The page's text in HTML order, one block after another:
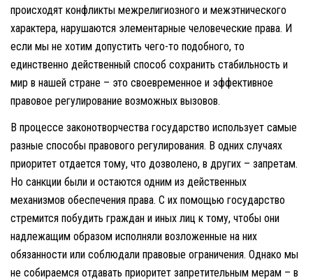
происходят конфликты межрелигиозного и межэтнического
характера, нарушаются элементарные человеческие права. И
если мы не хотим допустить чего-то подобного, то
единственно действенный способ сохранить стабильность и
мир в нашей стране – это своевременное и эффективное
правовое регулирование возможных вызовов.
В процессе законотворчества государство использует самые
разные способы правового регулирования. В одних случаях
приоритет отдается тому, что дозволено, в других – запретам.
Но санкции были и остаются одним из действенных
механизмов обеспечения права. С их помощью государство
стремится побудить граждан и иных лиц к тому, чтобы они
надлежащим образом исполняли возложенные на них
обязанности или соблюдали правовые ограничения. Однако мы
не собираемся отдавать приоритет запретительным мерам – в